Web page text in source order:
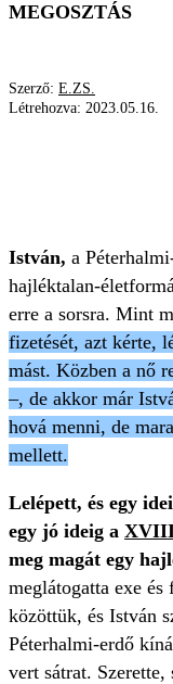
MEGOSZTÁS
Szerző: E.ZS.
Létrehozva: 2023.05.16.
István, a
hajléktalan-
erre a sorsra. Mint
fizetését, azt kérte,
mást. Közben a nő
–, de akkor már
hová menni, de
mellett.
Lelépett, és egy
egy jó ideig a
meg magát egy
meglátogatta exe
közöttük, és István
Péterhalmi-erdő
vert sátrat. Szerette,